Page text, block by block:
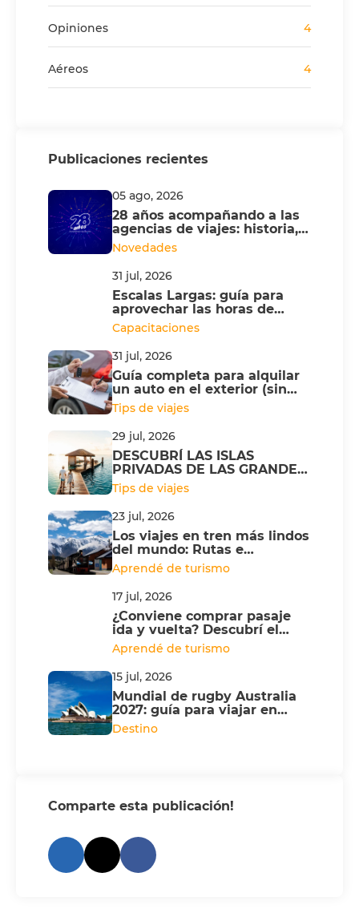
Opiniones 4
Aéreos 4
Publicaciones recientes
05 ago, 2026
28 años acompañando a las
agencias de viajes: historia,
innovación y respaldo
Incondicional
Novedades
31 jul, 2026
Escalas Largas: guía para
aprovechar las horas de
espera y hacer turismo
Capacitaciones
31 jul, 2026
Guía completa para alquilar
un auto en el exterior (sin
sorpresas ni costos extra)
Tips de viajes
29 jul, 2026
DESCUBRÍ LAS ISLAS
PRIVADAS DE LAS GRANDES
NAVIERAS
Tips de viajes
23 jul, 2026
Los viajes en tren más lindos
del mundo: Rutas e
itinerarios
Aprendé de turismo
17 jul, 2026
¿Conviene comprar pasaje
ida y vuelta? Descubrí el
Multi City
Aprendé de turismo
15 jul, 2026
Mundial de rugby Australia
2027: guía para viajar en
Campervan
Destino
Comparte esta publicación!